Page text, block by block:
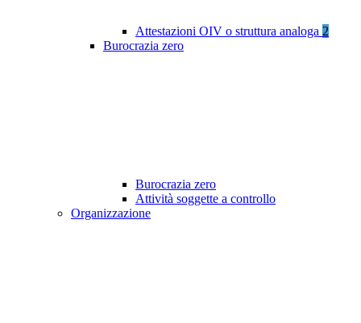
Attestazioni OIV o struttura analoga 2
Burocrazia zero
Burocrazia zero
Attività soggette a controllo
Organizzazione